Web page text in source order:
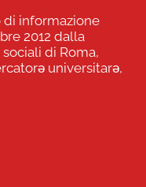
di informazione
2012 dalla
di Roma,
universitarə,